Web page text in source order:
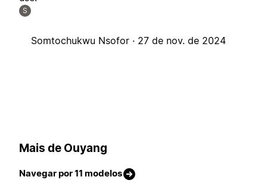
S
Somtochukwu Nsofor · 27 de nov. de 2024
Mais de Ouyang
Navegar por 11 modelos